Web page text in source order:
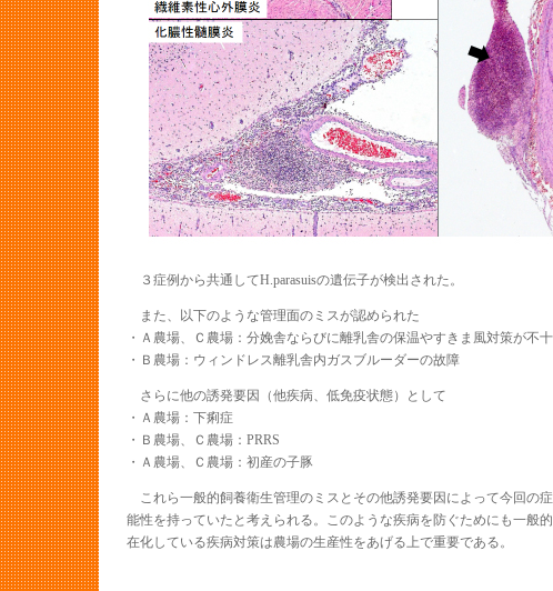
３症例から共通してH.parasuisの遺伝子が検出された。
また、以下のような管理面のミスが認められた
・Ａ農場、Ｃ農場：分娩舎ならびに離乳舎の保温やすきま風対策が不
・Ｂ農場：ウィンドレス離乳舎内ガスブルーダーの故障
さらに他の誘発要因（他疾病、低免疫状態）として
・Ａ農場：下痢症
・Ｂ農場、Ｃ農場：PRRS
・Ａ農場、Ｃ農場：初産の子豚
これら一般的飼養衛生管理のミスとその他誘発要因によって今回の
能性を持っていたと考えられる。このような疾病を防ぐためにも一般
在化している疾病対策は農場の生産性をあげる上で重要である。